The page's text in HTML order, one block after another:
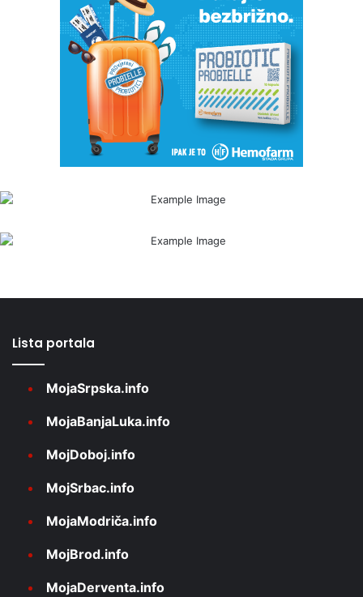
Lista portala
MojaSrpska.info
MojaBanjaLuka.info
MojDoboj.info
MojSrbac.info
MojaModriča.info
MojBrod.info
MojaDerventa.info